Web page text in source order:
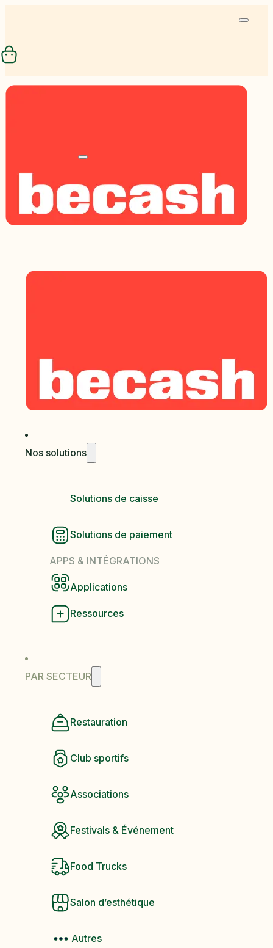
Nos solutions
Solutions de caisse
Solutions de paiement
APPS & INTÉGRATIONS
Applications
Ressources
PAR SECTEUR
Restauration
Club sportifs
Associations
Festivals & Événement
Food Trucks
Salon d’esthétique
Autres